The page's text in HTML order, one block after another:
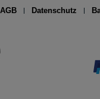
AGB Datenschutz